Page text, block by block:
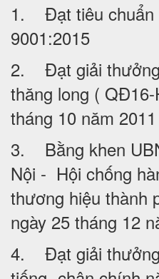
1. Đạt tiêu chuẩn
9001:2015
2. Đạt giải thưởng
thăng long ( QĐ16-
tháng 10 năm 2011
3. Bằng khen
Nội - Hội chống
thương hiệu thành
ngày 25 tháng 12
4. Đạt giải thưởng